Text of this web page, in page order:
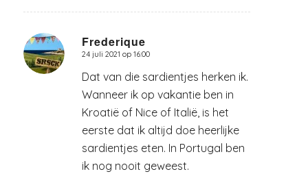
Frederique
zegt:
24 juli 2021 op 16:00
Dat van die sardientjes herken ik.
Wanneer ik op vakantie ben in
Kroatië of Nice of Italië, is het
eerste dat ik altijd doe heerlijke
sardientjes eten. In Portugal ben
ik nog nooit geweest.